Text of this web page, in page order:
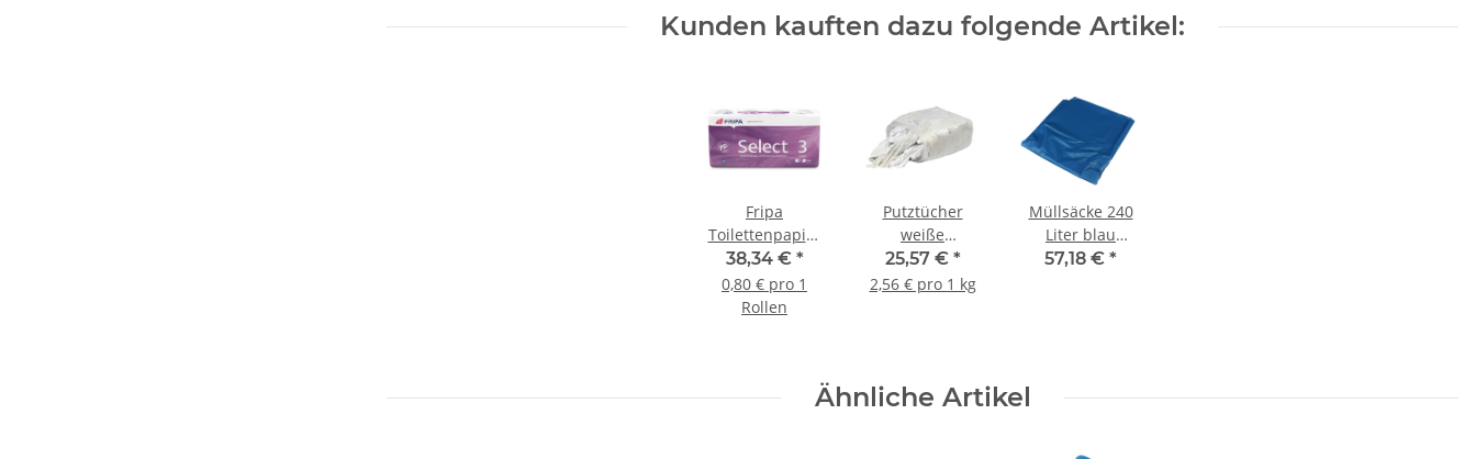
Kunden kauften dazu folgende Artikel:
Fripa
Toilettenpapier
Select Tissue
hochweiß 3lagig
250 Blatt 48
38,34 € *
0,80 € pro 1
Rollen
Putztücher
weiße
Bettwäsche/Polierleinen
- 10 kg/Pack
25,57 € *
2,56 € pro 1 kg
Müllsäcke 240
Liter blau
650+550+1350mm
57,18 € *
Ähnliche Artikel